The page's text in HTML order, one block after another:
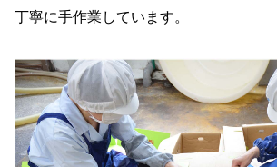
丁寧に手作業しています。